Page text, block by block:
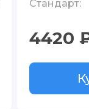
Стандарт:
4420